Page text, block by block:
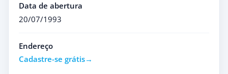
Data de abertura
20/07/1993
Endereço
Cadastre-se grátis